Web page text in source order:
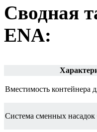
Сводная
ENA:
Вместимость контейнера
Система сменных